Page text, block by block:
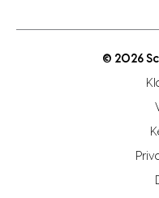
open
makelaar regio
hypotheekshop
hypotheekshop
© 2026